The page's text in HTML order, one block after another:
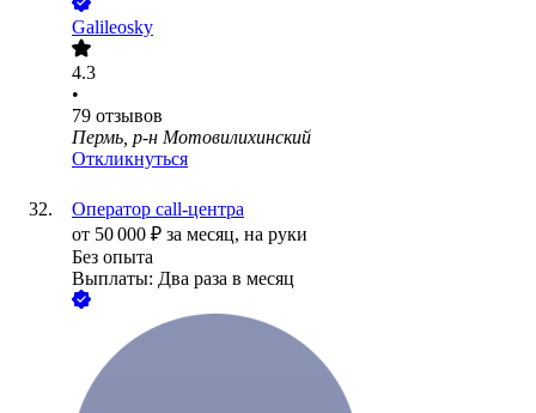
Galileosky
4.3
•
79 отзывов
Пермь, р-н Мотовилихинский
Откликнуться
Оператор call-центра
от 50 000 ₽ за месяц, на руки
Без опыта
Выплаты: Два раза в месяц